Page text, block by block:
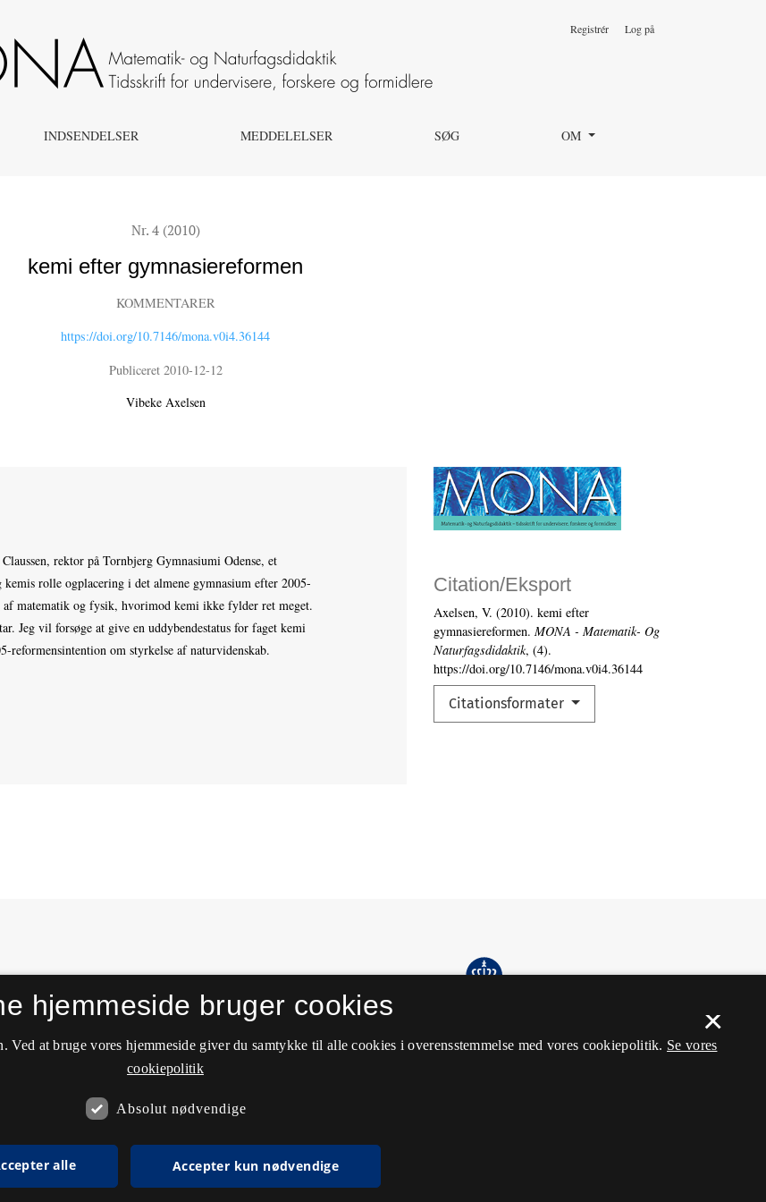
INDSENDELSER MEDDELELSER SØG OM
Registrér Log på
Nr. 4 (2010)
kemi efter gymnasiereformen
KOMMENTARER
https://doi.org/10.7146/mona.v0i4.36144
Publiceret 2010-12-12
Vibeke Axelsen
Citation/Eksport
Axelsen, V. (2010). kemi efter
gymnasiereformen. MONA - Matematik- Og
Naturfagsdidaktik, (4).
https://doi.org/10.7146/mona.v0i4.36144
Citationsformater
rektor på Tornbjerg Gymnasiumi Odense, et
rolle ogplacering i det almene gymnasium efter 2005-
matematik og fysik, hvorimod kemi ikke fylder ret meget.
Jeg vil forsøge at give en uddybendestatus for faget kemi
reformensintention om styrkelse af naturvidenskab.
×
hjemmeside bruger cookies
at bruge vores hjemmeside giver du samtykke til alle cookies i overensstemmelse med vores cookiepolitik. Se vores
cookiepolitik
Absolut nødvendige
alle Accepter kun nødvendige